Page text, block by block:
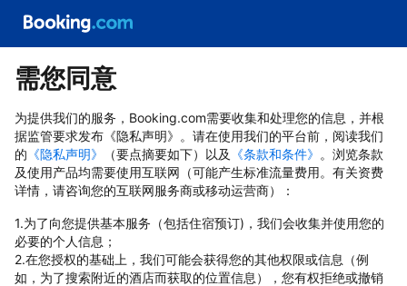
需您同意
为提供我们的服务，Booking.com需要收集和处理您的信息，并根
据监管要求发布《隐私声明》。请在使用我们的平台前，阅读我们
的 《隐私声明》 （要点摘要如下）以及 《条款和条件》 。浏览条款
及使用产品均需要使用互联网（可能产生标准流量费用。有关资费
详情，请咨询您的互联网服务商或移动运营商）：
1.为了向您提供基本服务（包括住宿预订)，我们会收集并使用您的
必要的个人信息；
2.在您授权的基础上，我们可能会获得您的其他权限或信息（例
如，为了搜索附近的酒店而获取的位置信息），您有权拒绝或撤销